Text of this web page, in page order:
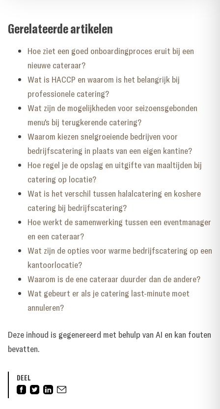
Gerelateerde artikelen
Hoe ziet een goed onboardingproces eruit bij een
nieuwe cateraar?
Wat is HACCP en waarom is het belangrijk bij
professionele catering?
Wat zijn de mogelijkheden voor seizoensgebonden
menu's bij terugkerende catering?
Waarom kiezen snelgroeiende bedrijven voor
bedrijfscatering in plaats van een eigen kantine?
Hoe regel je de opslag en uitgifte van maaltijden bij
catering op locatie?
Wat is het verschil tussen halalcatering en koshere
catering bij bedrijfscatering?
Hoe werkt de samenwerking tussen een eventmanager
en een cateraar?
Wat zijn de opties voor warme bedrijfscatering op een
kantoorlocatie?
Waarom is de ene cateraar duurder dan de andere?
Wat gebeurt er als je catering last-minute moet
annuleren?
Deze inhoud is gegenereerd met behulp van AI en kan fouten
bevatten.
DEEL